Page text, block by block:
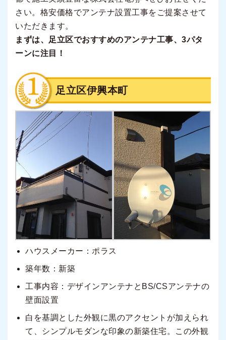
さい。格安価格でアンテナ設置工事をご提案させて
いただきます。
まずは、足立区でおすすめのアンテナ工事、3パタ
ーンに注目！
足立区伊興本町
ハウスメーカー：ポラス
築年数：新築
工事内容：デザインアンテナとBS/CSアンテナの
壁面設置
白を基調とした外観に黒のアクセントが加えられ
て、シンプルモダンな印象の新築住宅。この外観